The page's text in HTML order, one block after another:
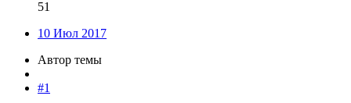
51
10 Июл 2017
Автор темы
#1